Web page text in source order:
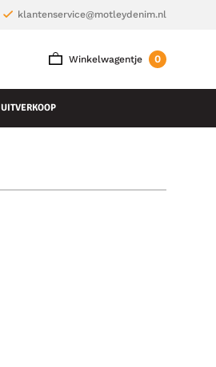
klantenservice@motleydenim.nl
Winkelwagentje 0
UITVERKOOP